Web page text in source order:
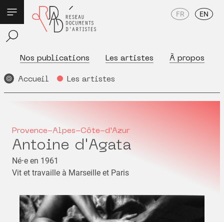
Nos publications Les artistes À propos
FR EN
Accueil Les artistes
Provence-Alpes-Côte-d'Azur
Antoine d'Agata
Né⋅e en 1961
Vit et travaille à Marseille et Paris